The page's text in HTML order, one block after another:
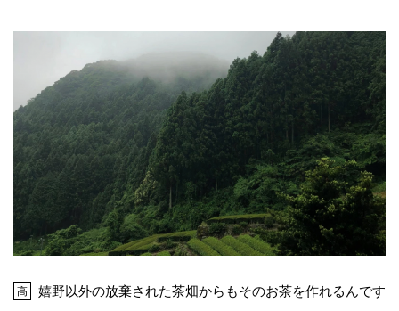
高
嬉野以外の放棄された茶畑からもそのお茶を作れるんです